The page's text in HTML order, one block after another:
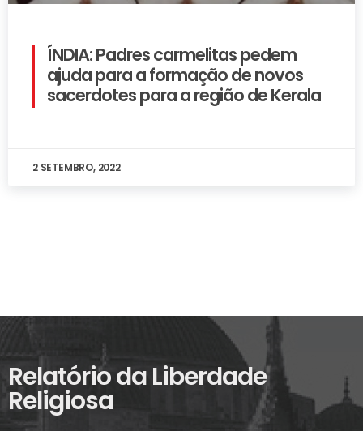
ÍNDIA: Padres carmelitas pedem
ajuda para a formação de novos
sacerdotes para a região de Kerala
2 SETEMBRO, 2022
Relatório da Liberdade
Religiosa